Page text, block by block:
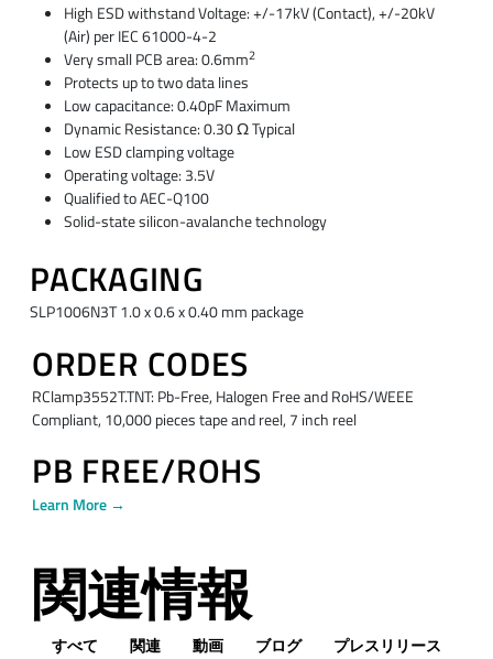
High ESD withstand Voltage: +/-17kV (Contact), +/-20kV
(Air) per IEC 61000-4-2
Very small PCB area: 0.6mm2
Protects up to two data lines
Low capacitance: 0.40pF Maximum
Dynamic Resistance: 0.30 Ω Typical
Low ESD clamping voltage
Operating voltage: 3.5V
Qualified to AEC-Q100
Solid-state silicon-avalanche technology
PACKAGING
SLP1006N3T 1.0 x 0.6 x 0.40 mm package
ORDER CODES
RClamp3552T.TNT: Pb-Free, Halogen Free and RoHS/WEEE
Compliant, 10,000 pieces tape and reel, 7 inch reel
PB FREE/ROHS
Learn More →
関連情報
すべて 関連 動画 ブログ
プレスリリース